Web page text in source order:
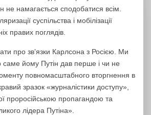
не намагається сподобатися всім.
суспільства і мобілізації
правих поглядів.
про звʼязки Карлсона з Росією. Ми
саме йому Путін дав перше і чи не
повномасштабного вторгнення в
зразок «журналістики доступу»,
проросійською пропагандою та
лідера Путіна».